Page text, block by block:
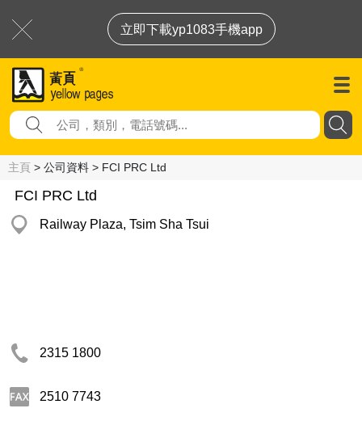
立即下載yp1083手機app
主頁 > 公司資料 > FCI PRC Ltd
FCI PRC Ltd
Railway Plaza, Tsim Sha Tsui
2315 1800
2510 7743